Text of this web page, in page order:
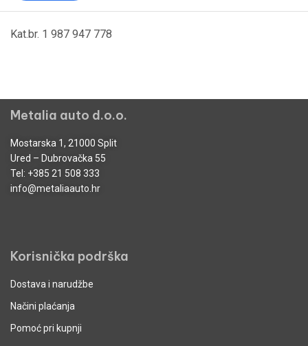
Kat.br. 1 987 947 778
Metalia auto d.o.o.
Mostarska 1, 21000 Split
Ured – Dubrovačka 55
Tel: +385 21 508 333
info@metaliaauto.hr
Korisnička podrška
Dostava i narudžbe
Načini plaćanja
Pomoć pri kupnji